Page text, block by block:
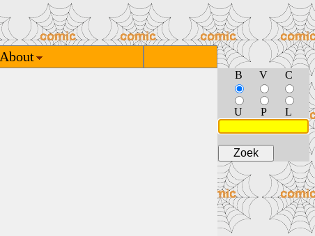
About
B V C
U P L